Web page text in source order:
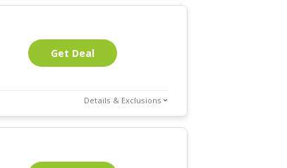
Get Deal
Details & Exclusions